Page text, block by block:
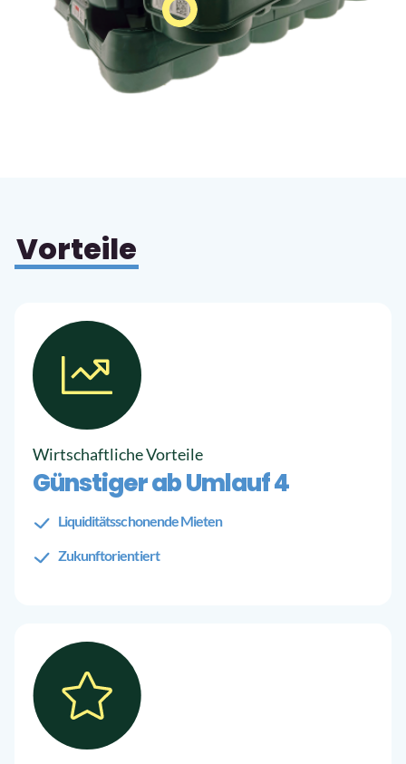
Vorteile
Wirtschaftliche Vorteile
Günstiger ab Umlauf 4
Liquiditätsschonende Mieten
Zukunftorientiert